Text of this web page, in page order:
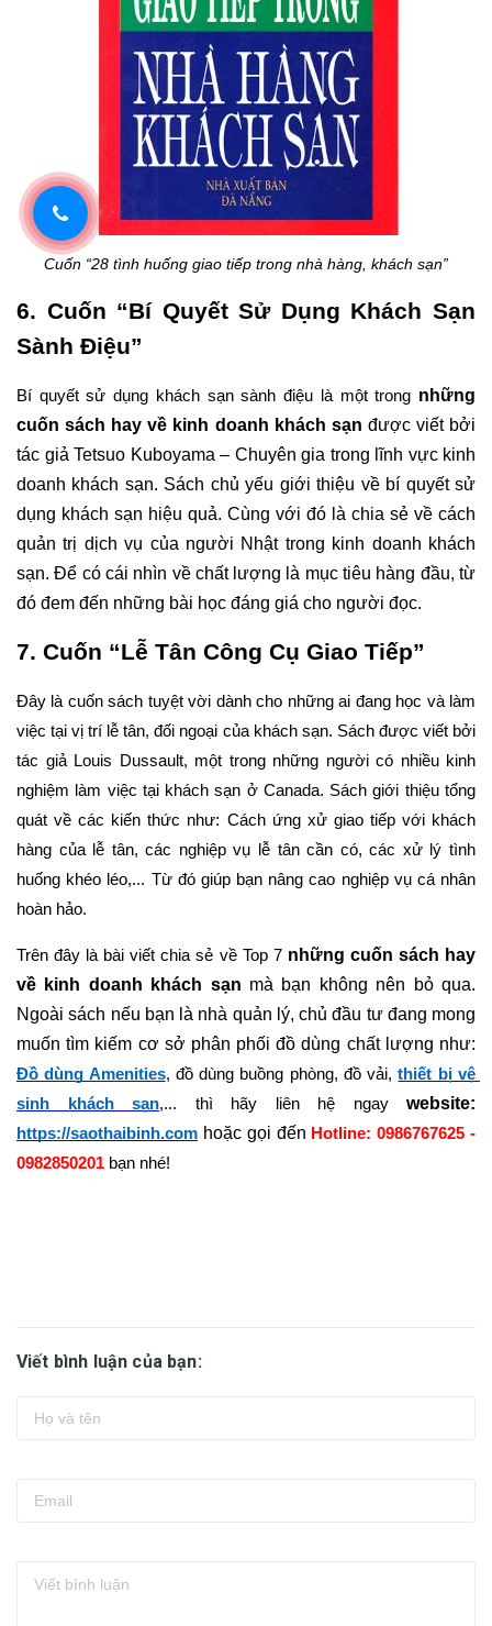
Cuốn “28 tình huống giao tiếp trong nhà hàng, khách sạn”
6. Cuốn “Bí Quyết Sử Dụng Khách Sạn
Sành Điệu”
Bí quyết sử dụng khách sạn sành điệu là một trong những
cuốn sách hay về kinh doanh khách sạn được viết bởi
tác giả Tetsuo Kuboyama – Chuyên gia trong lĩnh vực kinh
doanh khách sạn. Sách chủ yếu giới thiệu về bí quyết sử
dụng khách sạn hiệu quả. Cùng với đó là chia sẻ về cách
quản trị dịch vụ của người Nhật trong kinh doanh khách
sạn. Để có cái nhìn về chất lượng là mục tiêu hàng đầu, từ
đó đem đến những bài học đáng giá cho người đọc.
7. Cuốn “Lễ Tân Công Cụ Giao Tiếp”
Đây là cuốn sách tuyệt vời dành cho những ai đang học và làm
việc tại vị trí lễ tân, đối ngoại của khách sạn. Sách được viết bởi
tác giả Louis Dussault, một trong những người có nhiều kinh
nghiệm làm việc tại khách sạn ở Canada. Sách giới thiệu tổng
quát về các kiến thức như: Cách ứng xử giao tiếp với khách
hàng của lễ tân, các nghiệp vụ lễ tân cần có, các xử lý tình
huống khéo léo,... Từ đó giúp bạn nâng cao nghiệp vụ cá nhân
hoàn hảo.
Trên đây là bài viết chia sẻ về Top 7 những cuốn sách hay
về kinh doanh khách sạn mà bạn không nên bỏ qua.
Ngoài sách nếu bạn là nhà quản lý, chủ đầu tư đang mong
Đồ dùng Amenities, đồ dùng buồng phòng, đồ vải, thiết bị vệ
sinh khách sạn,... thì hãy liên hệ ngay
https://saothaibinh.com hoặc gọi đến Hotline: 0986767625 -
0982850201 bạn nhé!
Viết bình luận của bạn: